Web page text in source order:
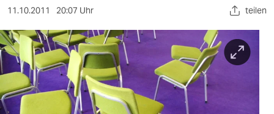
sport
berlin
nord
wahrheit
11.10.2011 20:07 Uhr teilen